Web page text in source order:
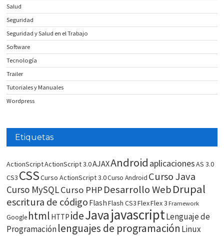
Salud
Seguridad
Seguridad y Salud en el Trabajo
Software
Tecnología
Trailer
Tutoriales y Manuales
Wordpress
Etiquetas
ActionScriptActionScript 3.0AJAXAndroid aplicacionesAS 3.0
CS3 CSSCurso ActionScript 3.0Curso Android Curso Java
Curso MySQLCurso PHP Desarrollo WebDrupal
escritura de código FlashFlash CS3FlexFlex 3 Framework
Google html HTTP ideJavajavascriptLenguaje de
Programaciónlenguajes de programación Linux